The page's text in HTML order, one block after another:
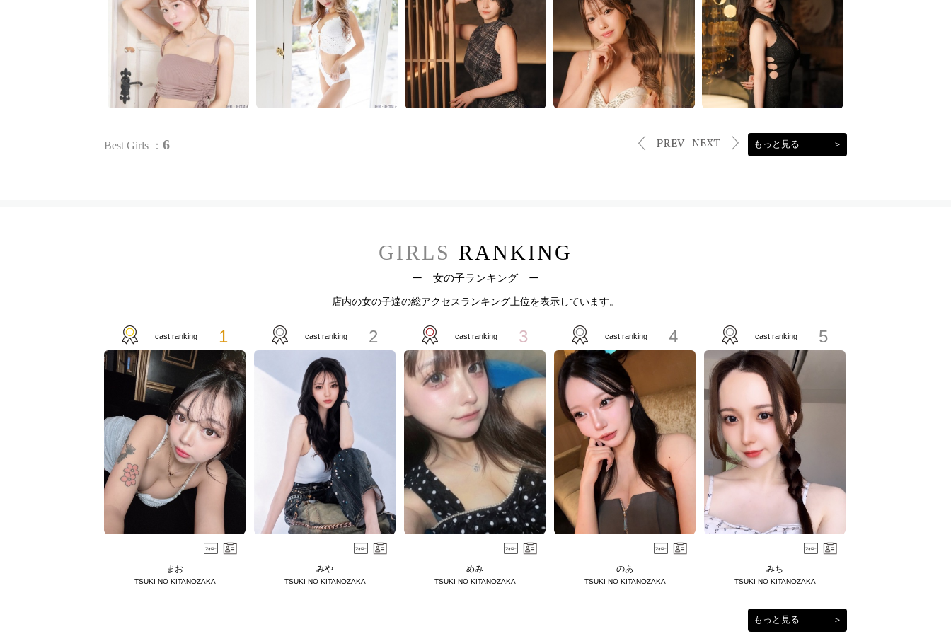
Best Girls ： 6 もっと見る ＞
GIRLS RANKING
ー 女の子ランキング ー
店内の女の子達の総アクセスランキング上位を表示しています。
cast ranking 1
まお
TSUKI NO KITANOZAKA
cast ranking 2
みや
TSUKI NO KITANOZAKA
cast ranking 3
めみ
TSUKI NO KITANOZAKA
cast ranking 4
のあ
TSUKI NO KITANOZAKA
cast ranking 5
みち
TSUKI NO KITANOZAKA
もっと見る ＞